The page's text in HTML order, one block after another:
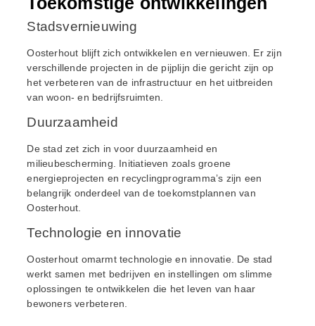
Stadsvernieuwing
Oosterhout blijft zich ontwikkelen en vernieuwen. Er zijn
verschillende projecten in de pijplijn die gericht zijn op
het verbeteren van de infrastructuur en het uitbreiden
van woon- en bedrijfsruimten.
Duurzaamheid
De stad zet zich in voor duurzaamheid en
milieubescherming. Initiatieven zoals groene
energieprojecten en recyclingprogramma’s zijn een
belangrijk onderdeel van de toekomstplannen van
Oosterhout.
Technologie en innovatie
Oosterhout omarmt technologie en innovatie. De stad
werkt samen met bedrijven en instellingen om slimme
oplossingen te ontwikkelen die het leven van haar
bewoners verbeteren.